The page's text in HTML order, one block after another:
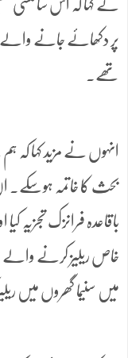
نے کہا کہ اس سائنسی
تھے۔
انہوں نے مزید کہا کہ
بحث کا خاتمہ ہوسکے۔
میں سنیما گھروں میں